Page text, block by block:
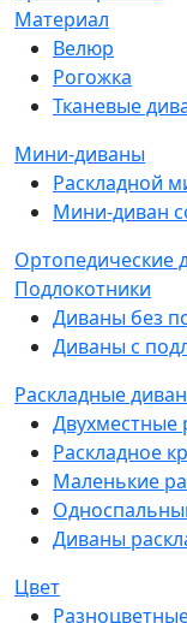
Материал
Велюр
Рогожка
Тканевые
Мини-диваны
Раскладной
Мини-диван
Ортопедические
Подлокотники
Диваны без
Диваны с
Раскладные
Двухместные
Раскладное
Маленькие
Диваны
Цвет